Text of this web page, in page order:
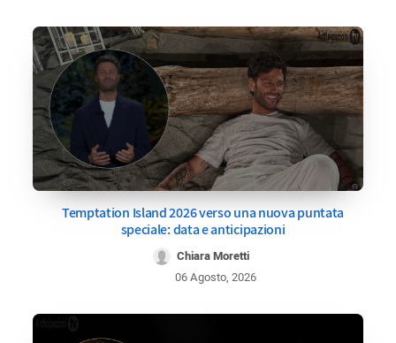
Temptation Island 2026 verso una nuova puntata
speciale: data e anticipazioni
Chiara Moretti
06 Agosto, 2026